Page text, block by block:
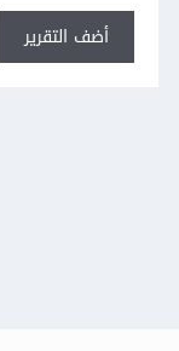
أضف التقرير